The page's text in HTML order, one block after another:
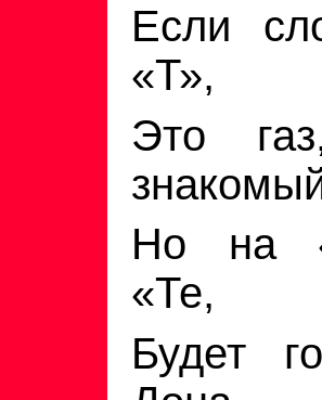
Если
«Т»,
Это
Но на
«Те,
Будет